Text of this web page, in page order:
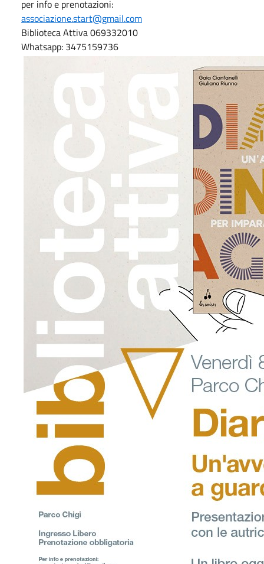
per info e prenotazioni:
associazione.start@gmail.com
Biblioteca Attiva 069332010
Whatsapp: 3475159736